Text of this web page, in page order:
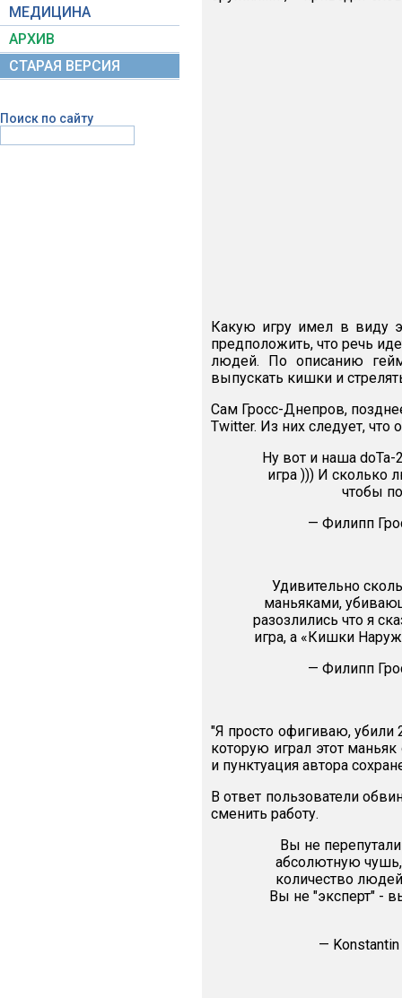
МЕДИЦИНА
АРХИВ
СТАРАЯ ВЕРСИЯ
Поиск по сайту
Какую игру имел в виду
предположить, что речь
людей. По описанию
выпускать кишки и
Сам Гросс-Днепров,
Twitter. Из них следует, что
Ну вот и наша doTa-
игра ))) И сколько
чтобы
— Филипп
Удивительно
маньяками,
разозлились что я
игра, а «Кишки
— Филипп
"Я просто офигиваю,
которую играл этот
и пунктуация автора
В ответ пользователи
сменить работу.
Вы не
абсолютную
количество
Вы не "эксперт" -
—